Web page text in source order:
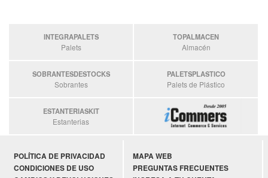
INTEGRAPALETS
Palets
TOPALMACEN
Almacén
SOBRANTESDESTOCKS
Sobrantes
PALETSPLASTICO
Palets de Plástico
ESTANTERIASKIT
Estanterias
POLÍTICA DE PRIVACIDAD
CONDICIONES DE USO
MAPA WEB
PREGUNTAS FRECUENTES